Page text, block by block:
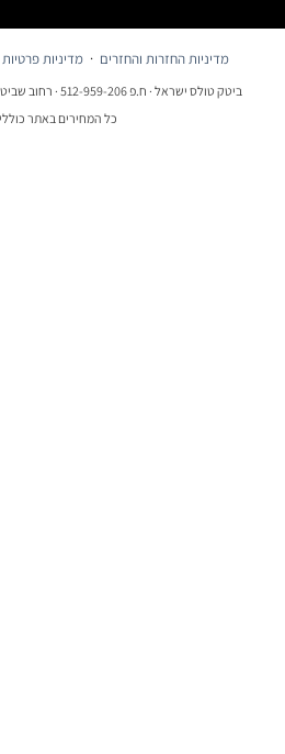
מדיניות החזרות והחזרים ·מדיניות פרטיות·
ביטק טולס ישראל · ח.פ 512-959-206 · רחוב שביט 3, ראשון לציון · טל׳ 03-544-4144
כל המחירים באתר כוללים מע״מ